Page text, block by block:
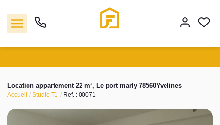
Vente
Location
Location appartement 22 m², Le port marly 78560Yvelines
Accueil Studio T1 Ref. : 00071